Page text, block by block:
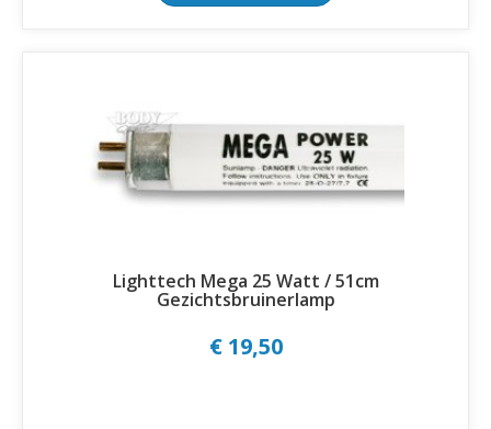
Lighttech Mega 25 Watt / 51cm
Gezichtsbruinerlamp
€ 19,50